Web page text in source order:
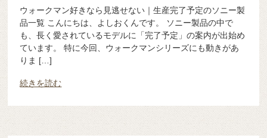
ウォークマン好きなら見逃せない｜生産完了予定のソニー製
品一覧 こんにちは、よしおくんです。 ソニー製品の中で
も、長く愛されているモデルに「完了予定」の案内が出始め
ています。 特に今回、ウォークマンシリーズにも動きがあ
りま […]
続きを読む